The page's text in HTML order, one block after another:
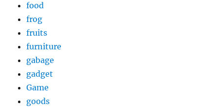
food
frog
fruits
furniture
gabage
gadget
Game
goods